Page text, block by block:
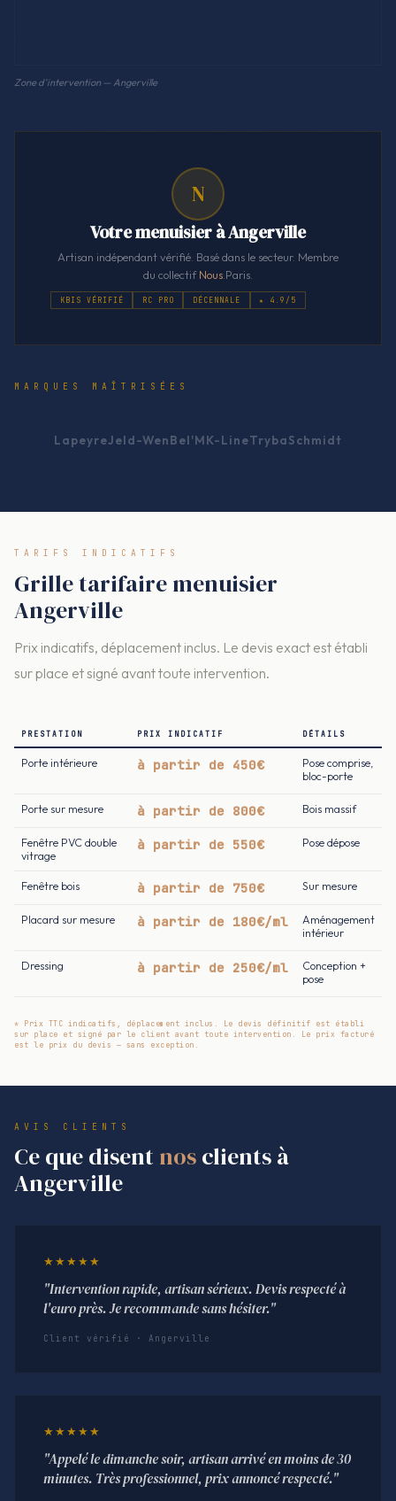
Zone d'intervention — Angerville
N
Votre menuisier à Angerville
Artisan indépendant vérifié. Basé dans le secteur. Membre
du collectifNous .Paris.
KBIS VÉRIFIÉ RC PRO DÉCENNALE ★ 4.9/5
MARQUES MAÎTRISÉES
LapeyreJeld-WenBel'MK-LineTrybaSchmidt
TARIFS INDICATIFS
Grille tarifaire menuisier
Angerville
Prix indicatifs, déplacement inclus. Le devis exact est établi
sur place et signé avant toute intervention.
PRESTATION PRIX INDICATIF DÉTAILS
Porte intérieure à partir de 450€
Pose comprise,
bloc-porte
Porte sur mesure à partir de 800€ Bois massif
Fenêtre PVC double
vitrage
à partir de 550€ Pose dépose
Fenêtre bois à partir de 750€ Sur mesure
Placard sur mesure à partir de 180€/ml
Aménagement
intérieur
Dressing à partir de 250€/ml
Conception +
pose
* Prix TTC indicatifs, déplacement inclus. Le devis définitif est établi
sur place et signé par le client avant toute intervention. Le prix facturé
est le prix du devis — sans exception.
AVIS CLIENTS
Ce que disent nosclients à
Angerville
★★★★★
"Intervention rapide, artisan sérieux. Devis respecté à
l'euro près. Je recommande sans hésiter."
Client vérifié · Angerville
★★★★★
"Appelé le dimanche soir, artisan arrivé en moins de 30
minutes. Très professionnel, prix annoncé respecté."